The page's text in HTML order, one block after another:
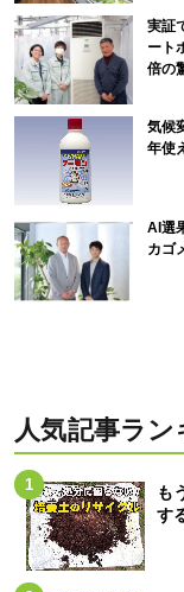
実証
ート
倍の
気候
年使
AI選
カゴ
人気記事ラ
も
す